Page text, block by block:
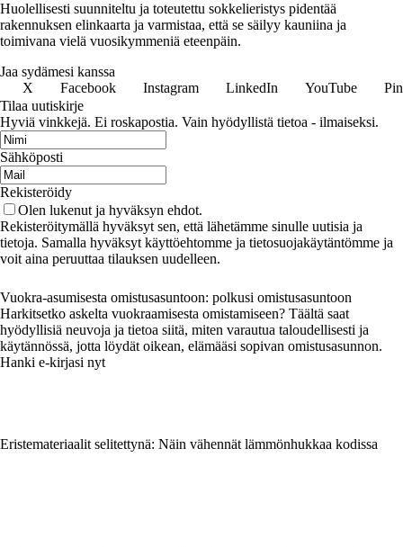
Huolellisesti suunniteltu ja toteutettu sokkelieristys pidentää
rakennuksen elinkaarta ja varmistaa, että se säilyy kauniina ja
toimivana vielä vuosikymmeniä eteenpäin.
Jaa sydämesi kanssa
X
Facebook Instagram LinkedIn YouTube
Tilaa uutiskirje
Hyviä vinkkejä. Ei roskapostia. Vain hyödyllistä tietoa - ilmaiseksi.
Sähköposti
Rekisteröidy
Olen lukenut ja hyväksyn ehdot.
Rekisteröitymällä hyväksyt sen, että lähetämme sinulle uutisia ja
tietoja. Samalla hyväksyt käyttöehtomme ja tietosuojakäytäntömme ja
voit aina peruuttaa tilauksen uudelleen.
Vuokra-asumisesta omistusasuntoon: polkusi omistusasuntoon
Harkitsetko askelta vuokraamisesta omistamiseen? Täältä saat
hyödyllisiä neuvoja ja tietoa siitä, miten varautua taloudellisesti ja
käytännössä, jotta löydät oikean, elämääsi sopivan omistusasunnon.
Hanki e-kirjasi nyt
Eristemateriaalit selitettynä: Näin vähennät lämmönhukkaa kodissa